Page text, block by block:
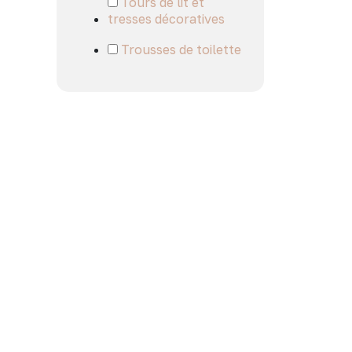
tresses décoratives
Trousses de toilette